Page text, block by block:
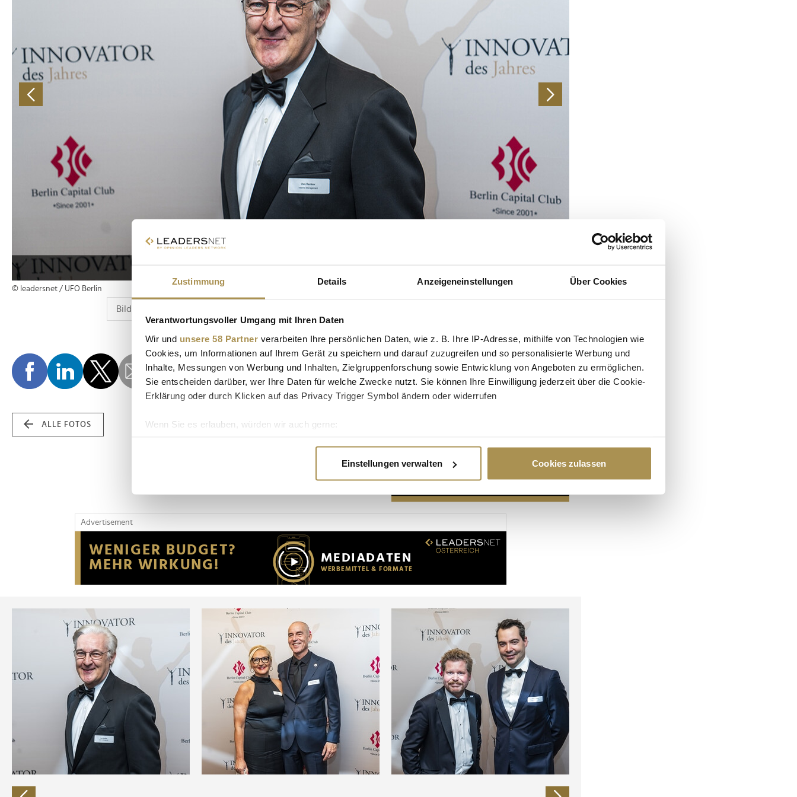
Zustimmung Details Anzeigeneinstellungen Über Cookies
Verantwortungsvoller Umgang mit Ihren Daten
Wir und unsere 58 Partner verarbeiten Ihre persönlichen Daten, wie z. B. Ihre IP-Adresse, mithilfe von Technologien wie
Cookies, um Informationen auf Ihrem Gerät zu speichern und darauf zuzugreifen und so personalisierte Werbung und
Inhalte, Messungen von Werbung und Inhalten, Zielgruppenforschung sowie Entwicklung von Angeboten zu ermöglichen.
Sie entscheiden darüber, wer Ihre Daten für welche Zwecke nutzt. Sie können Ihre Einwilligung jederzeit über die Cookie-
Erklärung oder durch Klicken auf das Privacy Trigger Symbol ändern oder widerrufen
Wenn Sie es erlauben, würden wir auch gerne:
Erfahren Sie mehr darüber, wie Ihre persönlichen Daten verarbeitet werden, und legen Sie Ihre Präferenzen im
Wir verwenden Cookies, um Inhalte und Anzeigen zu personalisieren, Funktionen für soziale Medien anbieten zu können
Website an unsere Partner für soziale Medien, Werbung und Analysen weiter. Unsere Partner führen diese Informationen
möglicherweise mit weiteren Daten zusammen, die Sie ihnen bereitgestellt haben oder die sie im Rahmen Ihrer Nutzung
der Dienste gesammelt haben.
Einstellungen verwalten Cookies zulassen
© leadersnet / UFO Berlin
ALLE FOTOS
Advertisement
Advertisement